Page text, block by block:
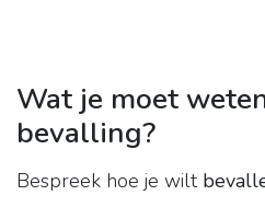
Wat je moet
bevalling?
Bespreek hoe je wilt